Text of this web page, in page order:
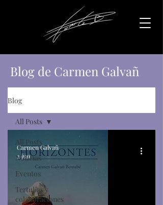
Blog de Carmen Galvañ
Blog
All Posts
Noticias
Eventos
Tertulias y
colaboraciones
All Posts
Carmen Galvañ
2 jun